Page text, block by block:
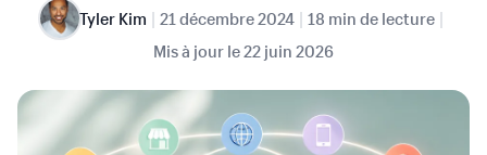
Tyler Kim | 21 décembre 2024 | 18 min de lecture |
Mis à jour le22 juin 2026